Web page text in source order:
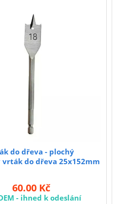
vrták do dřeva 25x152mm
do dřeva - plochý
60.00 Kč
- ihned k odeslání